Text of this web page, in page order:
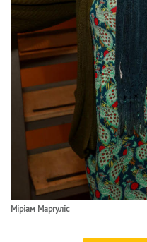
Міріам Маргуліс